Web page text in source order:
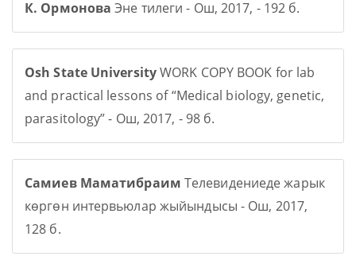
К. Ормонова Эне тилеги - Ош, 2017, - 192 б.
Osh State UniversityWORK COPY BOOK for lab
and practical lessons of “Medical biology, genetic,
parasitology” - Ош, 2017, - 98 б.
Самиев Маматибраим Телевидениеде жарык
көргөн интервьюлар жыйындысы - Ош, 2017,
128 б.